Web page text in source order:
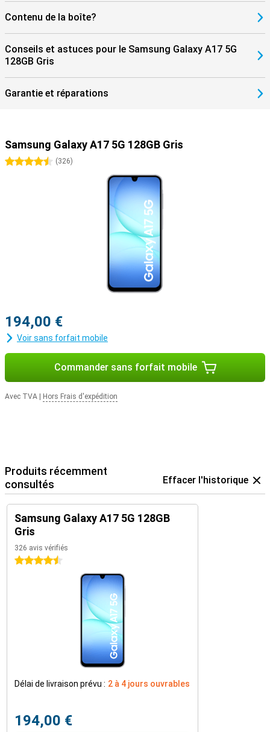
Contenu de la boîte?
Conseils et astuces pour le Samsung Galaxy A17 5G
128GB Gris
Garantie et réparations
Samsung Galaxy A17 5G 128GB Gris
4.5 étoiles
(326)
194,00 €
Voir sans forfait mobile
Commander sans forfait mobile
Avec TVA Hors Frais d'expédition
Produits récemment
consultés
Effacer l'historique
Samsung Galaxy A17 5G 128GB
Gris
326 avis vérifiés
4.5 étoiles
Délai de livraison prévu : 2 à 4 jours ouvrables
194,00 €